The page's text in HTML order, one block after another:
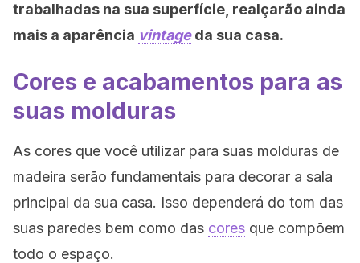
trabalhadas na sua superfície, realçarão ainda
mais a aparência vintageda sua casa.
Cores e acabamentos para as
suas molduras
As cores que você utilizar para suas molduras de
madeira serão fundamentais para decorar a sala
principal da sua casa. Isso dependerá do tom das
suas paredes bem como das cores que compõem
todo o espaço.